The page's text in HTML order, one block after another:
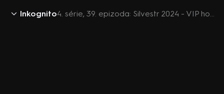
Inkognito 4. série, 39. epizoda: Silvestr 2024 - VIP hosté: L.Bouček, P.Jablonský, Z.Chlopčík, M.David